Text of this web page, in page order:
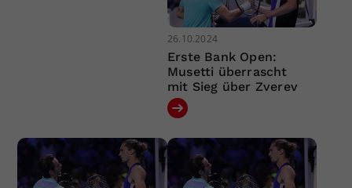
26.10.2024
Erste Bank Open:
Musetti überrascht
mit Sieg über Zverev